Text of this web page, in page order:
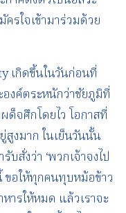
รใจเข้ามาร่วมด้วย
เกิดขึ้นในวันก่อนที่
งค์ตระหนักว่าชัยภูมิที่
ด็จศึกโดยไว โอกาสที่
งมาก ในเย็นวันนั้น
บสั่งว่า ‘พวกเจ้าจงไป
อให้ทุกคนทุบหม้อข้าว
ารให้หมด แล้วเราจะ